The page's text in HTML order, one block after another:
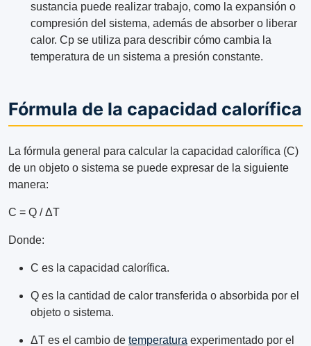
sustancia puede realizar trabajo, como la expansión o
compresión del sistema, además de absorber o liberar
calor. Cp se utiliza para describir cómo cambia la
temperatura de un sistema a presión constante.
Fórmula de la capacidad calorífica
La fórmula general para calcular la capacidad calorífica (C)
de un objeto o sistema se puede expresar de la siguiente
manera:
C = Q / ΔT
Donde:
C es la capacidad calorífica.
Q es la cantidad de calor transferida o absorbida por el
objeto o sistema.
ΔT es el cambio de temperatura experimentado por el